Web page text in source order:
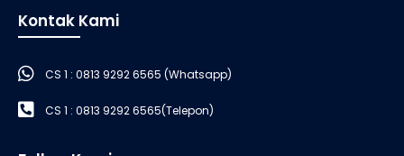
Kontak Kami
CS 1 : 0813 9292 6565 (Whatsapp)
CS 1 : 0813 9292 6565(Telepon)